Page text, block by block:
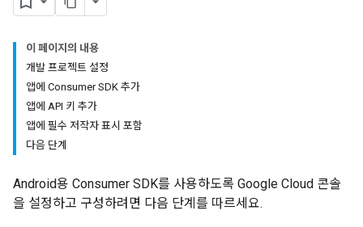
이 페이지의 내용
개발 프로젝트 설정
앱에 Consumer SDK 추가
앱에 API 키 추가
앱에 필수 저작자 표시 포함
다음 단계
Android용 Consumer SDK를 사용하도록 Google Cloud 콘솔
을 설정하고 구성하려면 다음 단계를 따르세요.